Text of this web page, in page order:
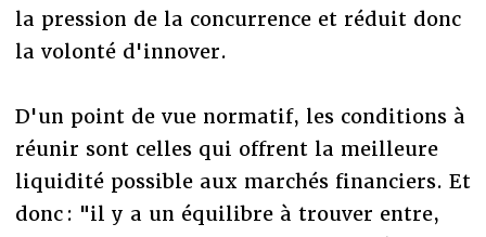
la pression de la concurrence et réduit donc
la volonté d'innover.
D'un point de vue normatif, les conditions à
réunir sont celles qui offrent la meilleure
liquidité possible aux marchés financiers. Et
donc : "il y a un équilibre à trouver entre,